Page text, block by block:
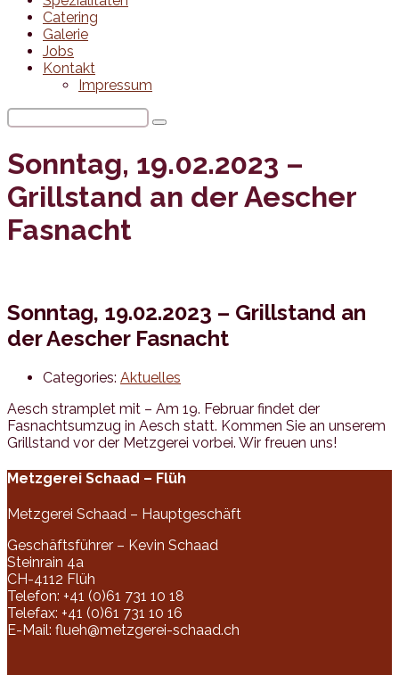
Catering
Galerie
Jobs
Kontakt
Impressum
Sonntag, 19.02.2023 –
Grillstand an der Aescher
Fasnacht
Sonntag, 19.02.2023 – Grillstand an
der Aescher Fasnacht
Categories: Aktuelles
Aesch stramplet mit – Am 19. Februar findet der
Fasnachtsumzug in Aesch statt. Kommen Sie an unserem
Grillstand vor der Metzgerei vorbei. Wir freuen uns!
Metzgerei Schaad – Flüh
Metzgerei Schaad – Hauptgeschäft
Geschäftsführer – Kevin Schaad
Steinrain 4a
CH-4112 Flüh
Telefon: +41 (0)61 731 10 18
Telefax: +41 (0)61 731 10 16
E-Mail: flueh@metzgerei-schaad.ch